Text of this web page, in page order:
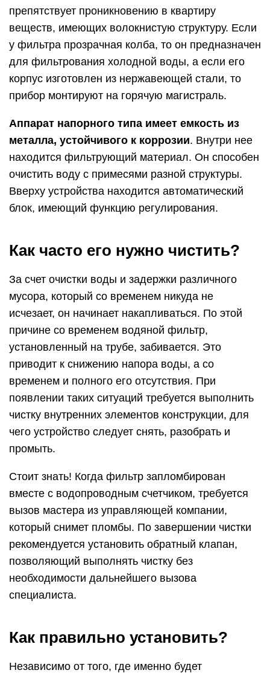
препятствует проникновению в квартиру
веществ, имеющих волокнистую структуру. Если
у фильтра прозрачная колба, то он предназначен
для фильтрования холодной воды, а если его
корпус изготовлен из нержавеющей стали, то
прибор монтируют на горячую магистраль.
Аппарат напорного типа имеет емкость из
металла, устойчивого к коррозии. Внутри нее
находится фильтрующий материал. Он способен
очистить воду с примесями разной структуры.
Вверху устройства находится автоматический
блок, имеющий функцию регулирования.
Как часто его нужно чистить?
За счет очистки воды и задержки различного
мусора, который со временем никуда не
исчезает, он начинает накапливаться. По этой
причине со временем водяной фильтр,
установленный на трубе, забивается. Это
приводит к снижению напора воды, а со
временем и полного его отсутствия. При
появлении таких ситуаций требуется выполнить
чистку внутренних элементов конструкции, для
чего устройство следует снять, разобрать и
промыть.
Стоит знать! Когда фильтр запломбирован
вместе с водопроводным счетчиком, требуется
вызов мастера из управляющей компании,
который снимет пломбы. По завершении чистки
рекомендуется установить обратный клапан,
позволяющий выполнять чистку без
необходимости дальнейшего вызова
специалиста.
Как правильно установить?
Независимо от того, где именно будет